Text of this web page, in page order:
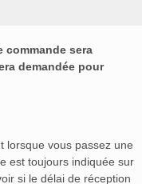
commande sera
demandée pour
lorsque vous passez une
est toujours indiquée sur
si le délai de réception